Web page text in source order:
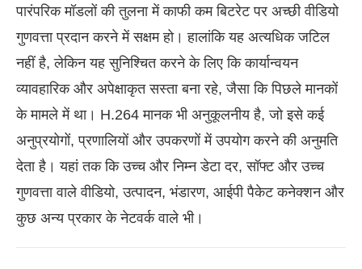
पारंपरिक मॉडलों की तुलना में काफी कम बिटरेट पर अच्छी वीडियो
गुणवत्ता प्रदान करने में सक्षम हो। हालांकि यह अत्यधिक जटिल
नहीं है, लेकिन यह सुनिश्चित करने के लिए कि कार्यान्वयन
व्यावहारिक और अपेक्षाकृत सस्ता बना रहे, जैसा कि पिछले मानकों
के मामले में था। H.264 मानक भी अनुकूलनीय है, जो इसे कई
अनुप्रयोगों, प्रणालियों और उपकरणों में उपयोग करने की अनुमति
देता है। यहां तक कि उच्च और निम्न डेटा दर, सॉफ्ट और उच्च
गुणवत्ता वाले वीडियो, उत्पादन, भंडारण, आईपी पैकेट कनेक्शन और
कुछ अन्य प्रकार के नेटवर्क वाले भी।